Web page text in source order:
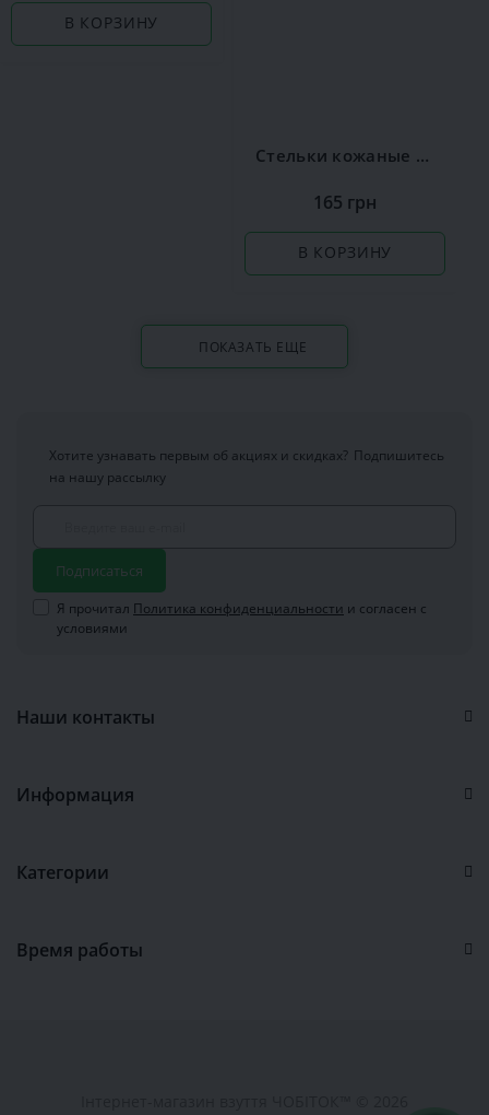
В КОРЗИНУ
Стельки кожаные Coccine Leather on Latex
165 грн
В КОРЗИНУ
ПОКАЗАТЬ ЕЩЕ
Хотите узнавать первым об акциях и скидках? Подпишитесь
на нашу рассылку
Подписаться
Я прочитал Политика конфиденциальности и согласен с
условиями
Наши контакты
Информация
Категории
Время работы